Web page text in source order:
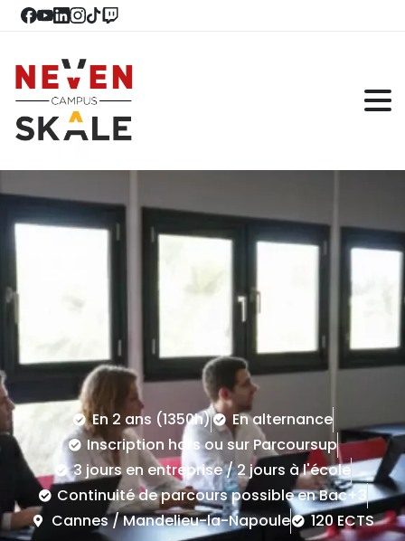
En 2 ans (1350h)
En alternance
Inscription hors ou sur Parcoursup
3 jours en entreprise / 2 jours à l'école
Continuité de parcours possible en Bac+3
Cannes / Mandelieu-la-Napoule
120 ECTS